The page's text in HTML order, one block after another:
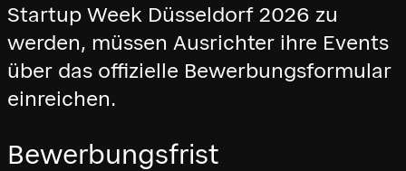
Startup Week Düsseldorf 2026 zu
werden, müssen Ausrichter ihre Events
über das offizielle Bewerbungsformular
einreichen.
Bewerbungsfrist